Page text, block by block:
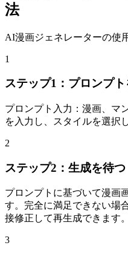
法
AI漫画ジェネレーターの使
1
ステップ1：プロンプト
プロンプト入力：漫画、マ
を入力し、スタイルを選択
2
ステップ2：生成を待つ
プロンプトに基づいて漫画
す。完全に満足できない場
接修正して再生成できます。
3